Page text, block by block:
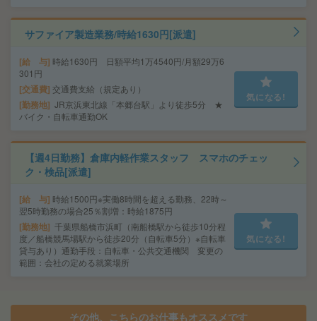
サファイア製造業務/時給1630円[派遣]
給 与 時給1630円 日額平均1万4540円/月額29万6
301円
交通費 交通費支給（規定あり）
勤務地 JR京浜東北線「本郷台駅」より徒歩5分 ★
バイク・自転車通勤OK
気になる!
【週4日勤務】倉庫内軽作業スタッフ スマホのチェッ
ク・検品[派遣]
給 与 時給1500円※実働8時間を超える勤務、22時～
翌5時勤務の場合25％割増：時給1875円
勤務地 千葉県船橋市浜町（南船橋駅から徒歩10分程
度／船橋競馬場駅から徒歩20分（自転車5分）※自転車
貸与あり）通勤手段：自転車・公共交通機関 変更の
範囲：会社の定める就業場所
気になる!
その他、こちらのお仕事もオススメです